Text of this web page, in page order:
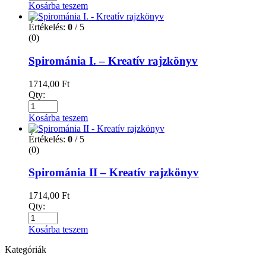
Kosárba teszem
Értékelés: 0 / 5
(0)
Spirománia I. – Kreatív rajzkönyv
1714,00 Ft
Qty:
Kosárba teszem
Értékelés: 0 / 5
(0)
Spirománia II – Kreatív rajzkönyv
1714,00 Ft
Qty:
Kosárba teszem
Kategóriák